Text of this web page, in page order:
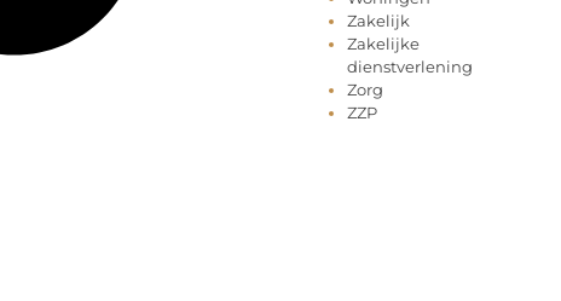
Zakelijk
Zakelijke
dienstverlening
Zorg
ZZP